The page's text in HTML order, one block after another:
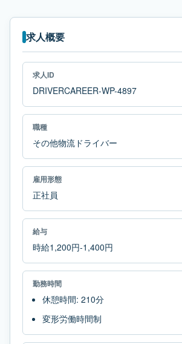
求人概要
求人ID
DRIVERCAREER-WP-4897
職種
その他物流ドライバー
雇用形態
正社員
給与
時給1,200円-1,400円
勤務時間
休憩時間: 210分
変形労働時間制